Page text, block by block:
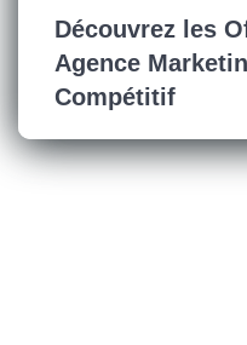
Découvrez les
Agence
Compétitif